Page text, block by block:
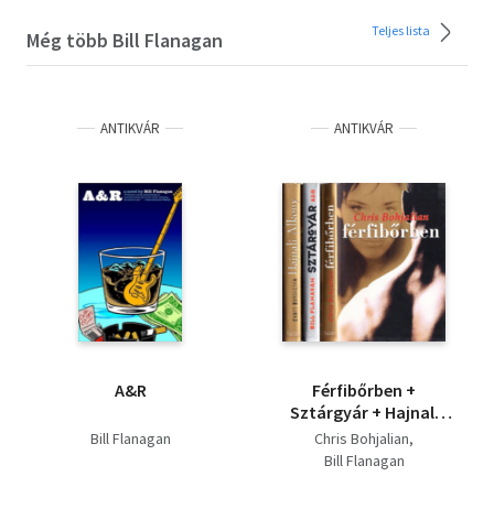
Még több Bill Flanagan Teljes lista
ANTIKVÁR
A&R
Bill Flanagan
ANTIKVÁR
Férfibőrben +
Sztárgyár + Hajnali
alkony
Chris Bohjalian
Bill Flanagan